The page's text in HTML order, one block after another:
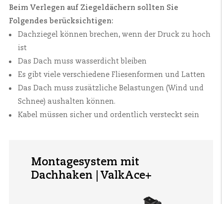
Beim Verlegen auf Ziegeldächern sollten Sie
Folgendes berücksichtigen:
Dachziegel können brechen, wenn der Druck zu hoch
ist
Das Dach muss wasserdicht bleiben
Es gibt viele verschiedene Fliesenformen und Latten
Das Dach muss zusätzliche Belastungen (Wind und
Schnee) aushalten können.
Kabel müssen sicher und ordentlich versteckt sein
Montagesystem mit
Dachhaken | ValkAce+